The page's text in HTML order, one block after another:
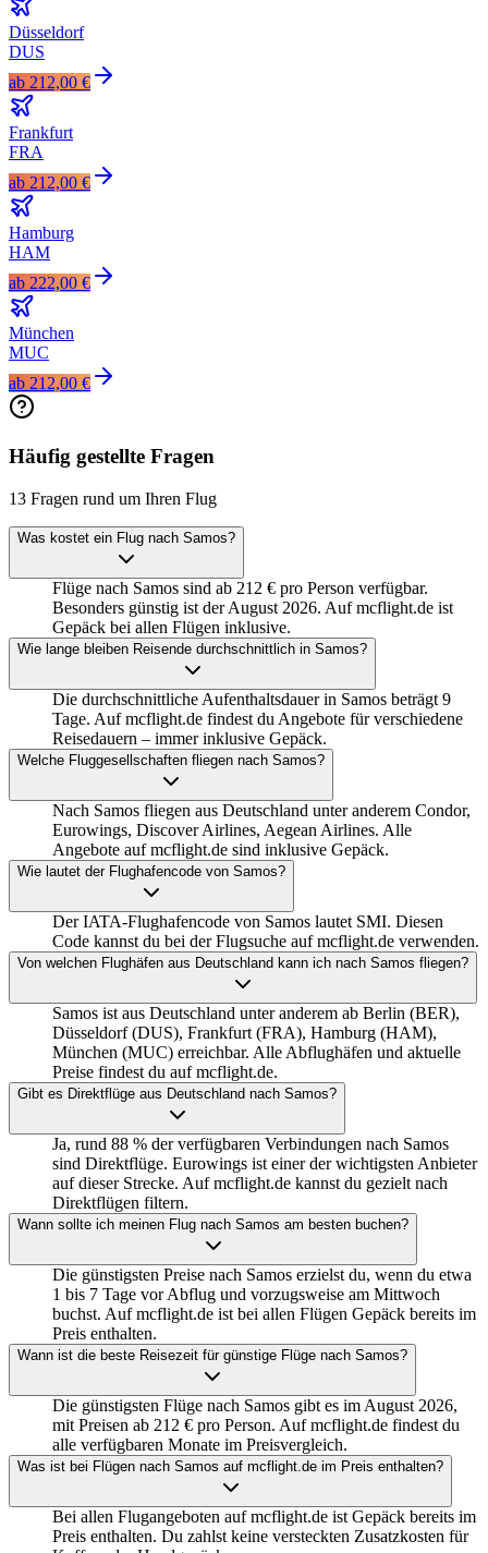
Düsseldorf
DUS
ab 212,00 €
Frankfurt
FRA
ab 212,00 €
Hamburg
HAM
ab 222,00 €
München
MUC
ab 212,00 €
Häufig gestellte Fragen
13 Fragen rund um Ihren Flug
Was kostet ein Flug nach Samos?
Flüge nach Samos sind ab 212 € pro Person verfügbar.
Besonders günstig ist der August 2026. Auf mcflight.de ist
Gepäck bei allen Flügen inklusive.
Wie lange bleiben Reisende durchschnittlich in Samos?
Die durchschnittliche Aufenthaltsdauer in Samos beträgt 9
Tage. Auf mcflight.de findest du Angebote für verschiedene
Reisedauern – immer inklusive Gepäck.
Welche Fluggesellschaften fliegen nach Samos?
Nach Samos fliegen aus Deutschland unter anderem Condor,
Eurowings, Discover Airlines, Aegean Airlines. Alle
Angebote auf mcflight.de sind inklusive Gepäck.
Wie lautet der Flughafencode von Samos?
Der IATA-Flughafencode von Samos lautet SMI. Diesen
Code kannst du bei der Flugsuche auf mcflight.de verwenden.
Von welchen Flughäfen aus Deutschland kann ich nach Samos fliegen?
Samos ist aus Deutschland unter anderem ab Berlin (BER),
Düsseldorf (DUS), Frankfurt (FRA), Hamburg (HAM),
München (MUC) erreichbar. Alle Abflughäfen und aktuelle
Preise findest du auf mcflight.de.
Gibt es Direktflüge aus Deutschland nach Samos?
Ja, rund 88 % der verfügbaren Verbindungen nach Samos
sind Direktflüge. Eurowings ist einer der wichtigsten Anbieter
auf dieser Strecke. Auf mcflight.de kannst du gezielt nach
Direktflügen filtern.
Wann sollte ich meinen Flug nach Samos am besten buchen?
Die günstigsten Preise nach Samos erzielst du, wenn du etwa
1 bis 7 Tage vor Abflug und vorzugsweise am Mittwoch
buchst. Auf mcflight.de ist bei allen Flügen Gepäck bereits im
Preis enthalten.
Wann ist die beste Reisezeit für günstige Flüge nach Samos?
Die günstigsten Flüge nach Samos gibt es im August 2026,
mit Preisen ab 212 € pro Person. Auf mcflight.de findest du
alle verfügbaren Monate im Preisvergleich.
Was ist bei Flügen nach Samos auf mcflight.de im Preis enthalten?
Bei allen Flugangeboten auf mcflight.de ist Gepäck bereits im
Preis enthalten. Du zahlst keine versteckten Zusatzkosten für